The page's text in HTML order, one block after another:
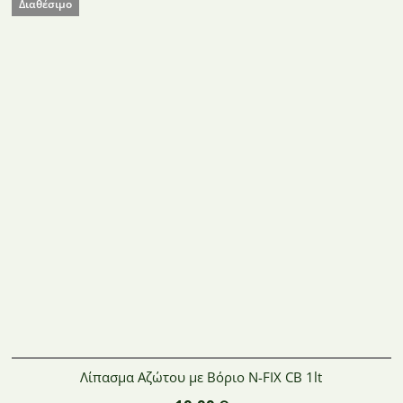
Διαθέσιμο
Λίπασμα Αζώτου με Βόριο N-FIX CB 1lt